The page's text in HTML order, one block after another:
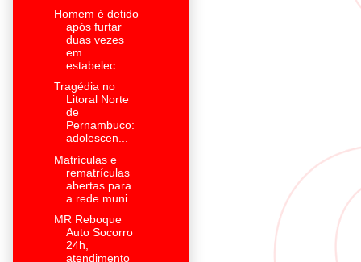
Homem é detido
após furtar
duas vezes
em
estabelec...
Tragédia no
Litoral Norte
de
Pernambuco:
adolescen...
Matrículas e
rematrículas
abertas para
a rede muni...
MR Reboque
Auto Socorro
24h,
atendimento